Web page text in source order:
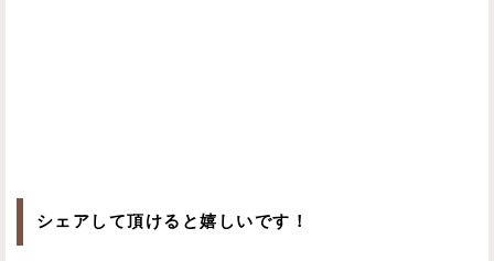
シェアして頂けると嬉しいです！